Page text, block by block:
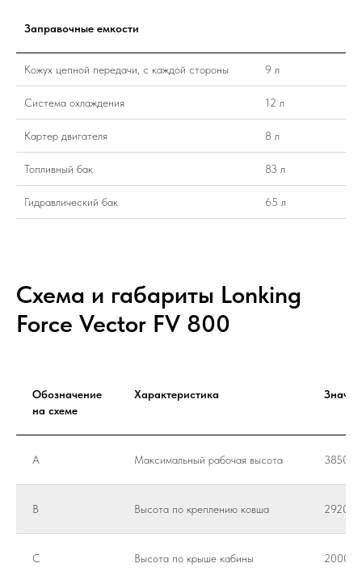
Заправочные емкости
Кожух цепной передачи, с каждой стороны 9 л
Система охлаждения 12 л
Картер двигателя 8 л
Топливный бак 83 л
Гидравлический бак 65 л
Схема и габариты Lonking
Force Vector FV 800
Обозначение
на схеме
Характеристика
A Максимальный рабочая высота 3850
B Высота по креплению ковша 2920
C Высота по крыше кабины 2000